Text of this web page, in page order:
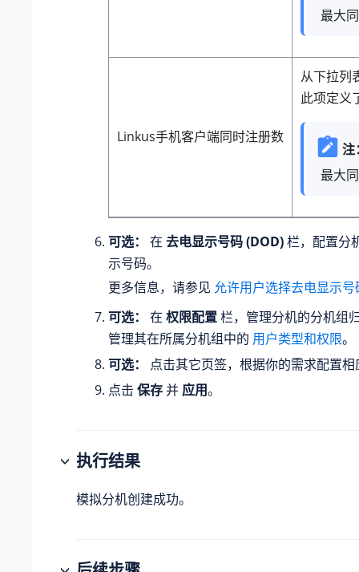
最大
Linkus手机客户端同时注册数
从下拉列
此项定义
注
最大
可选： 在 去电显示号码 (DOD)栏，配置分
示号码。
更多信息，请参见 允许用户选择去电显示
可选：
在 权限配置栏，管理分机的分机组
管理其在所属分机组中的 用户类型和权限。
可选：
点击其它页签，根据你的需求配置
点击 保存并 应用。
执行结果
模拟分机创建成功。